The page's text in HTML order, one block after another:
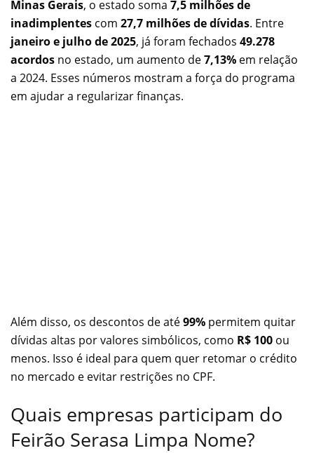
Minas Gerais, o estado soma 7,5 milhões de
inadimplentes com 27,7 milhões de dívidas. Entre
janeiro e julho de 2025, já foram fechados 49.278
acordos no estado, um aumento de7,13% em relação
a 2024. Esses números mostram a força do programa
em ajudar a regularizar finanças.
Além disso, os descontos de até99% permitem quitar
dívidas altas por valores simbólicos, como R$ 100 ou
menos. Isso é ideal para quem quer retomar o crédito
no mercado e evitar restrições no CPF.
Quais empresas participam do
Feirão Serasa Limpa Nome?